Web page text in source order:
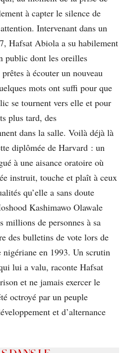
à capter le silence de
Intervenant dans un
Hafsat Abiola a su habilement
public dont les oreilles
à écouter un nouveau
mots ont suffi pour que
se tournent vers elle et pour
plus tard, des
dans la salle. Voilà déjà là
diplômée de Harvard : un
à une aisance oratoire où
instruit, touche et plaît à ceux
qu’elle a sans doute
Kashimawo Olawale
millions de personnes à sa
des bulletins de vote lors de
en 1993. Un scrutin
lui a valu, raconte Hafsat
et ne jamais exercer le
octroyé par un peuple
et d’alternance